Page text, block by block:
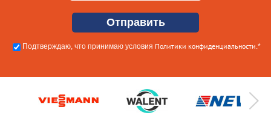
Подтверждаю, что принимаю условия Политики конфиденциальности.*